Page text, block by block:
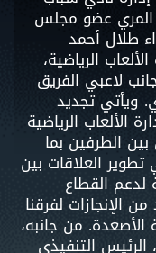
المري عضو مجلس
طلال أحمد
الرياضية،
لاعبي الفريق
ويأتي تجديد
الألعاب الرياضية
الطرفين بما
العلاقات بين
لدعم القطاع
الإنجازات لفرقنا
الأصعدة. من جانبه،
التنفيذي